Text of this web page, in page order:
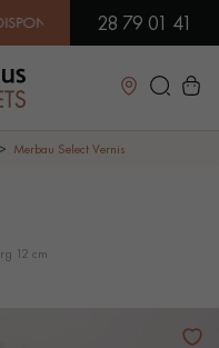
IMMÉDIATE |28 79 01 41
Fermer
COURANTES
Merbau Select Vernis
12 cm